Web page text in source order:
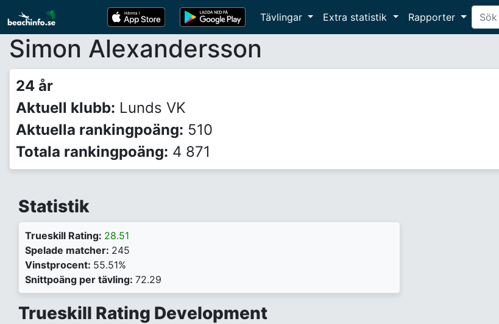
Tävlingar Extra statistik Rapporter
Simon Alexandersson
24 år
Aktuell klubb: Lunds VK
Aktuella rankingpoäng: 510
Totala rankingpoäng: 4 871
Statistik
Trueskill Rating: 28.51
Spelade matcher: 245
Vinstprocent: 55.51%
Snittpoäng per tävling: 72.29
Trueskill Rating Development